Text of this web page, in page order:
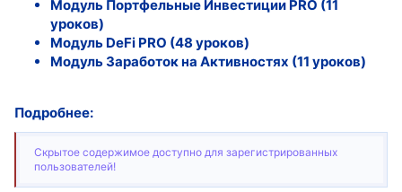
Модуль Портфельные Инвестиции PRO (11
уроков)
Модуль DeFi PRO (48 уроков)
Модуль Заработок на Активностях (11 уроков)
Подробнее:
Скрытое содержимое доступно для зарегистрированных
пользователей!